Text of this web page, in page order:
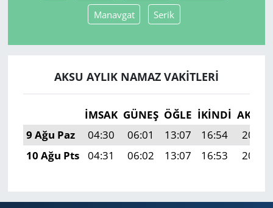
Manavgat Serik
AKSU AYLIK NAMAZ VAKITLERI
İMSAK GÜNEŞ ÖĞLE İKINDI AKŞAM
9 Ağu Paz
04:30 06:01 13:07 16:54
20:03
10 Ağu Pts
04:31 06:02 13:07 16:53 20:02